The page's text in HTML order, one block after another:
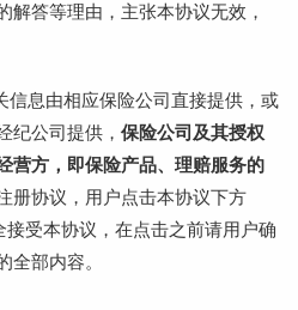
解答等理由，主张本协议无效，
信息由相应保险公司直接提供，或
纪公司提供， 保险公司及其授权
营方，即保险产品、理赔服务的
册协议，用户点击本协议下方
受本协议，在点击之前请用户确
全部内容。